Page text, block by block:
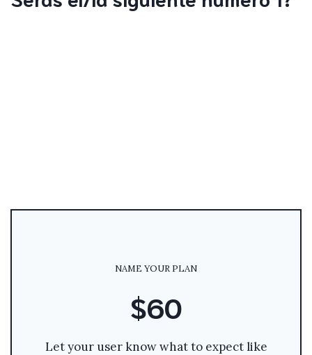
NAME YOUR PLAN
$60
Let your user know what to expect like